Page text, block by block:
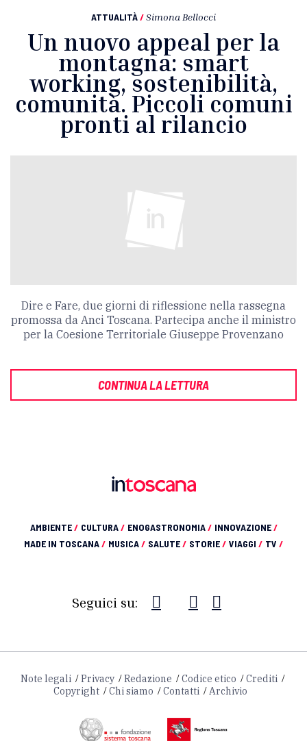
ATTUALITÀ/Simona Bellocci
Un nuovo appeal per la
montagna: smart
working, sostenibilità,
comunità. Piccoli comuni
pronti al rilancio
Dire e Fare, due giorni di riflessione nella rassegna
promossa da Anci Toscana. Partecipa anche il ministro
per la Coesione Territoriale Giuseppe Provenzano
CONTINUA LA LETTURA
AMBIENTE/ CULTURA/ ENOGASTRONOMIA/ INNOVAZIONE/
MADE IN TOSCANA/ MUSICA/ SALUTE/ STORIE/ VIAGGI / TV /
Seguici su:
Note legali Privacy Redazione Codice etico
Crediti
Copyright
Chi siamo Contatti Archivio